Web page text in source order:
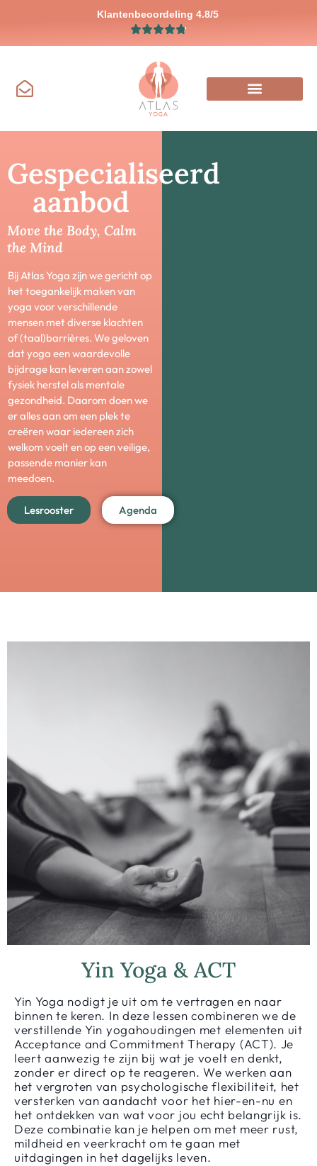
Klantenbeoordeling 4.8/5
Gespecialiseerd
aanbod
Move the Body, Calm
the Mind
Bij Atlas Yoga zijn we gericht op
het toegankelijk maken van
yoga voor verschillende
mensen met diverse klachten
of (taal)barrières. We geloven
dat yoga een waardevolle
bijdrage kan leveren aan zowel
fysiek herstel als mentale
gezondheid. Daarom doen we
er alles aan om een plek te
creëren waar iedereen zich
welkom voelt en op een veilige,
passende manier kan
meedoen.
Lesrooster Agenda
Yin Yoga & ACT
Yin Yoga nodigt je uit om te vertragen en naar
binnen te keren. In deze lessen combineren we de
verstillende Yin yogahoudingen met elementen uit
Acceptance and Commitment Therapy (ACT). Je
leert aanwezig te zijn bij wat je voelt en denkt,
zonder er direct op te reageren. We werken aan
het vergroten van psychologische flexibiliteit, het
versterken van aandacht voor het hier-en-nu en
het ontdekken van wat voor jou echt belangrijk is.
Deze combinatie kan je helpen om met meer rust,
mildheid en veerkracht om te gaan met
uitdagingen in het dagelijks leven.